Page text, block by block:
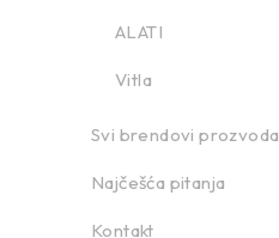
ALATI
Vitla
Svi brendovi prozvoda
Najčešća pitanja
Kontakt